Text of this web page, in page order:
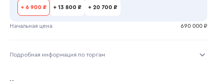
+ 6 900 ₽ + 13 800 ₽ + 20 700 ₽
Начальная цена 690 000 ₽
Подробная информация по торгам